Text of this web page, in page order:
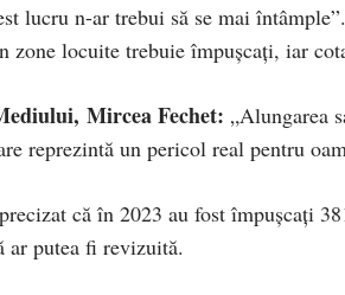
lucru n-ar trebui să se mai
zone locuite trebuie împușcați, iar
Mircea Fechet: „Alungarea
reprezintă un pericol real pentru
că în 2023 au fost împușcați
ar putea fi revizuită.